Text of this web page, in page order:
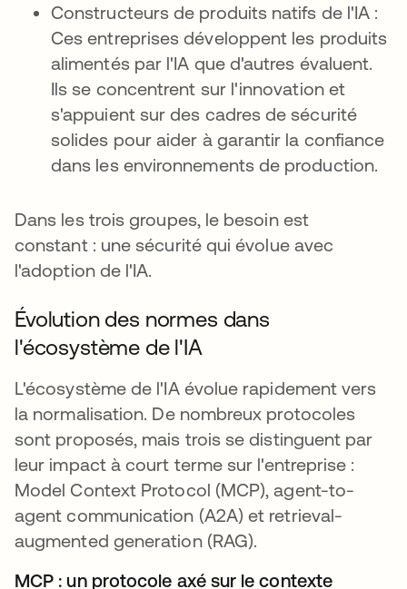
Constructeurs de produits natifs de l'IA :
Ces entreprises développent les produits
alimentés par l'IA que d'autres évaluent.
Ils se concentrent sur l'innovation et
s'appuient sur des cadres de sécurité
solides pour aider à garantir la confiance
dans les environnements de production.
Dans les trois groupes, le besoin est
constant : une sécurité qui évolue avec
l'adoption de l'IA.
Évolution des normes dans
l'écosystème de l'IA
L'écosystème de l'IA évolue rapidement vers
la normalisation. De nombreux protocoles
sont proposés, mais trois se distinguent par
leur impact à court terme sur l'entreprise :
Model Context Protocol (MCP), agent-to-
agent communication (A2A) et retrieval-
augmented generation (RAG).
MCP : un protocole axé sur le contexte